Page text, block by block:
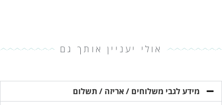
אולי יעניין אותך גם
מידע לגבי משלוחים / אריזה / תשלום